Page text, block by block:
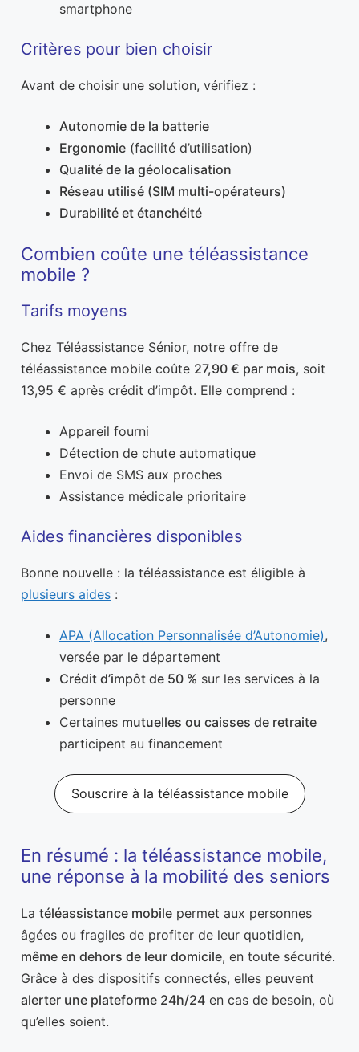
smartphone
Critères pour bien choisir
Avant de choisir une solution, vérifiez :
Autonomie de la batterie
Ergonomie (facilité d’utilisation)
Qualité de la géolocalisation
Réseau utilisé (SIM multi-opérateurs)
Durabilité et étanchéité
Combien coûte une téléassistance
mobile ?
Tarifs moyens
Chez Téléassistance Sénior, notre offre de
téléassistance mobile coûte 27,90 € par mois, soit
13,95 € après crédit d’impôt. Elle comprend :
Appareil fourni
Détection de chute automatique
Envoi de SMS aux proches
Assistance médicale prioritaire
Aides financières disponibles
Bonne nouvelle : la téléassistance est éligible à
plusieurs aides :
APA (Allocation Personnalisée d’Autonomie),
versée par le département
Crédit d’impôt de 50 % sur les services à la
personne
Certaines mutuelles ou caisses de retraite
participent au financement
Souscrire à la téléassistance mobile
En résumé : la téléassistance mobile,
une réponse à la mobilité des seniors
La téléassistance mobile permet aux personnes
âgées ou fragiles de profiter de leur quotidien,
même en dehors de leur domicile, en toute sécurité.
Grâce à des dispositifs connectés, elles peuvent
alerter une plateforme 24h/24 en cas de besoin, où
qu’elles soient.